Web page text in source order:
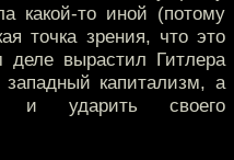
какой-то иной (потому
точка зрения, что это
вырастил Гитлера
капитализм, а
и ударить своего